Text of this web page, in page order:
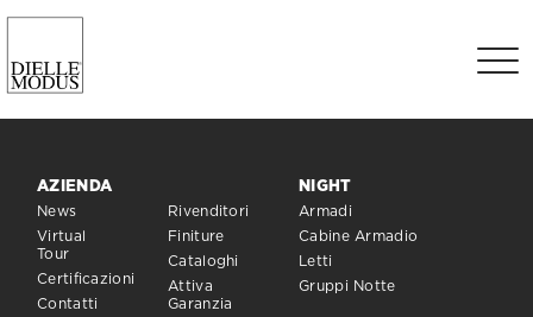
AZIENDA
News
Virtual
Tour
Certificazioni
Contatti
Rivenditori
Finiture
Cataloghi
Attiva
Garanzia
NIGHT
Armadi
Cabine Armadio
Letti
Gruppi Notte